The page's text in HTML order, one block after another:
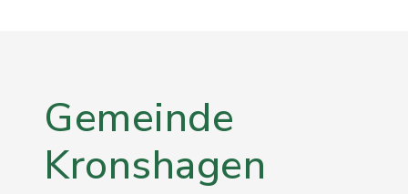
Gemeinde
Kronshagen